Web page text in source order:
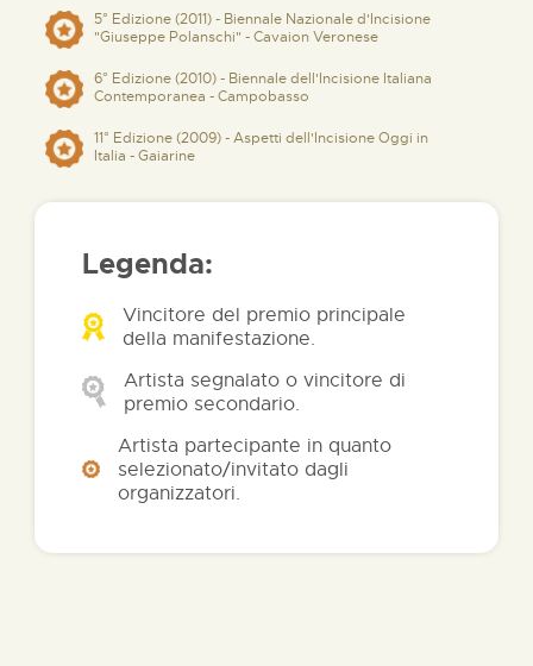
5° Edizione (2011) - Biennale Nazionale d'Incisione
"Giuseppe Polanschi" - Cavaion Veronese
6° Edizione (2010) - Biennale dell'Incisione Italiana
Contemporanea - Campobasso
11° Edizione (2009) - Aspetti dell'Incisione Oggi in
Italia - Gaiarine
Legenda:
Vincitore del premio principale
della manifestazione.
Artista segnalato o vincitore di
premio secondario.
Artista partecipante in quanto
selezionato/invitato dagli
organizzatori.